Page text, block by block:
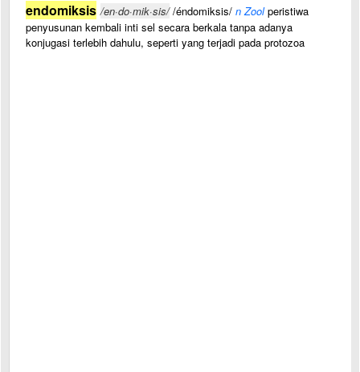
endomiksis /en·do·mik·sis//éndomiksis/ n Zoolperistiwa
penyusunan kembali inti sel secara berkala tanpa adanya
konjugasi terlebih dahulu, seperti yang terjadi pada protozoa